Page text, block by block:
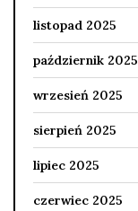
listopad 2025
październik 2025
wrzesień 2025
sierpień 2025
lipiec 2025
czerwiec 2025